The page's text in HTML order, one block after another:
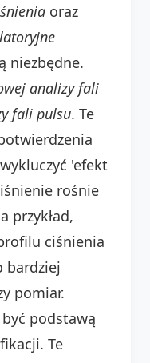
oraz
niezbędne.
analizy fali
fali pulsu. Te
'efekt
rośnie
przykład,
ciśnienia
bardziej
pomiar.
podstawą
Te